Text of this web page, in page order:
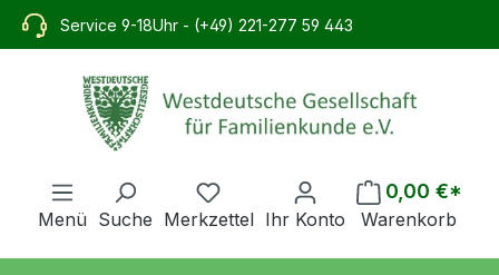
springen
Service 9-18Uhr - (+49) 221-277 59 443
Menü Suche Merkzettel Ihr Konto
0,00 €*
Warenkorb